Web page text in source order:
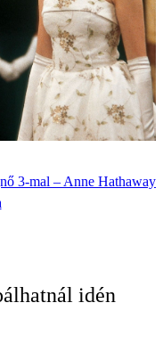
3-mal – Anne Hathaway
idén